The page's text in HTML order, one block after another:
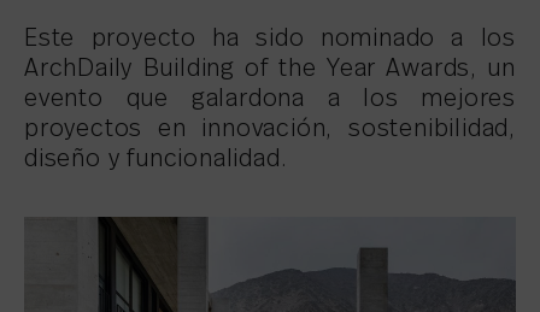
Este proyecto ha sido nominado a los
ArchDaily Building of the Year Awards, un
evento que galardona a los mejores
proyectos en innovación, sostenibilidad,
diseño y funcionalidad.